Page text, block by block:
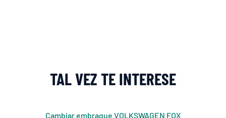
TAL VEZ TE INTERESE
Cambiar embrague VOLKSWAGEN FOX